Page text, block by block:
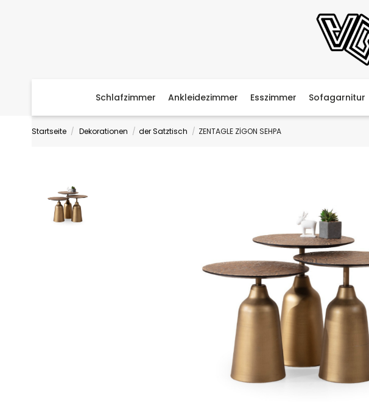
Schlafzimmer Ankleidezimmer Esszimmer Sofagarnitur
Startseite Dekorationen der Satztisch ZENTAGLE ZİGON SEHPA